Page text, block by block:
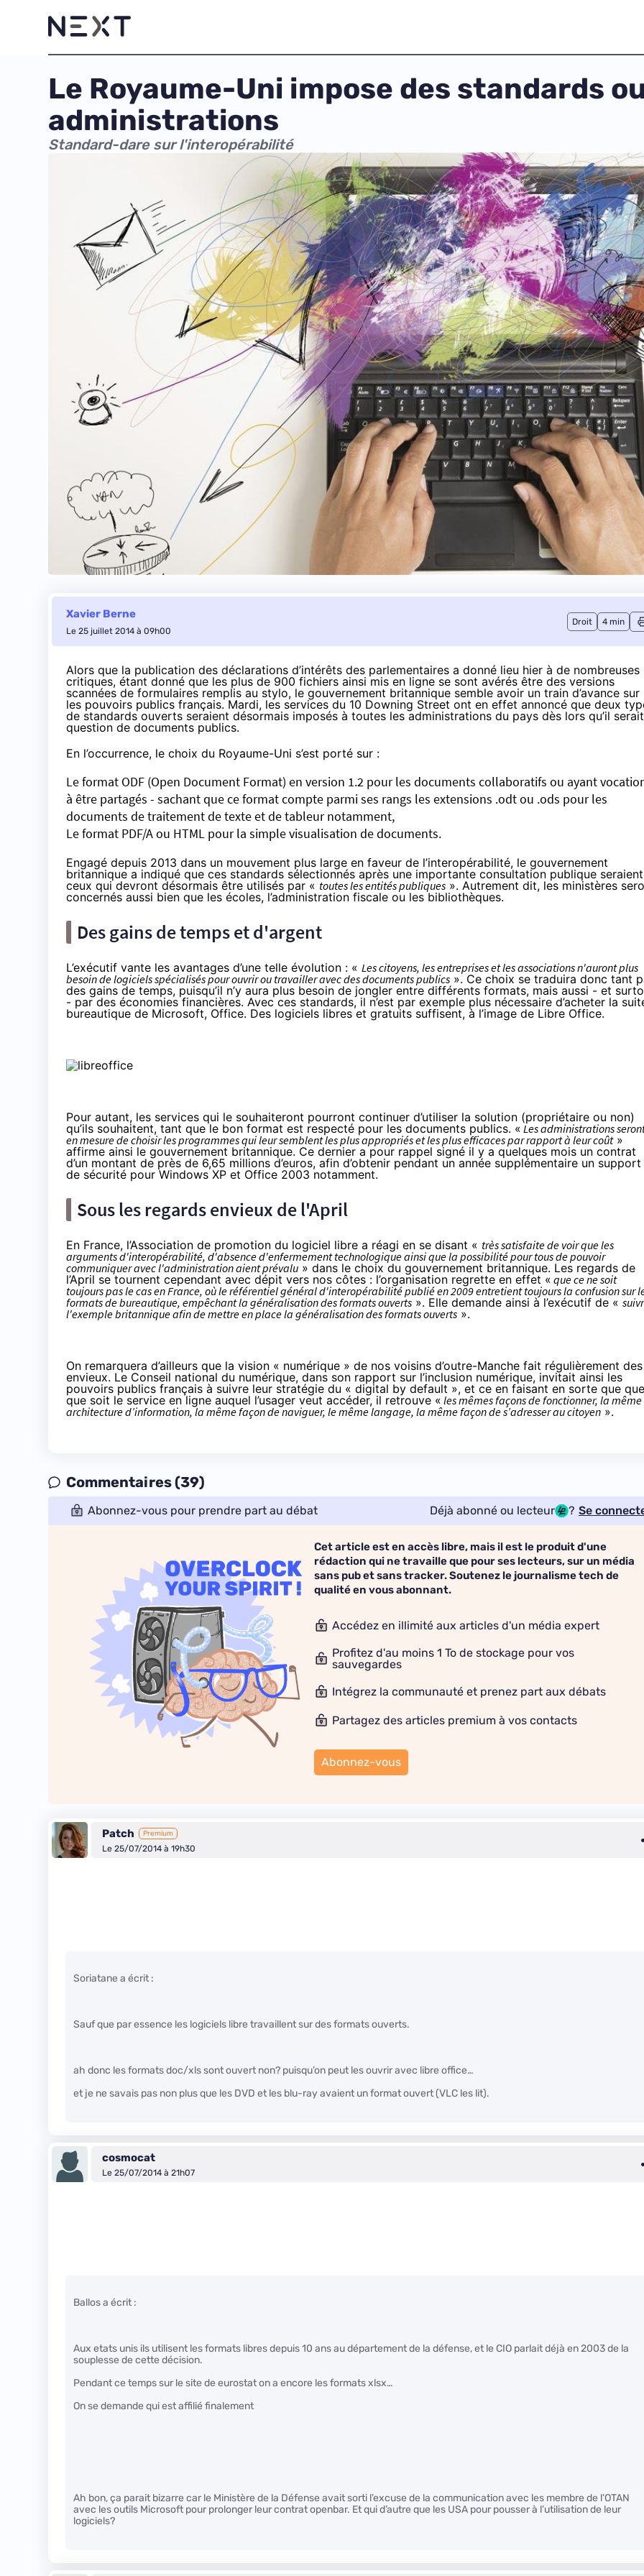
Le Royaume-Uni impose des standards
administrations
Standard-dare sur l'interopérabilité
Xavier Berne
Le 25 juillet 2014 à 09h00
Droit 4 min
Alors que la publication des déclarations d’intérêts des parlementaires a donné lieu hier à de nombreuses
critiques, étant donné que les plus de 900 fichiers ainsi mis en ligne se sont avérés être des versions
scannées de formulaires remplis au stylo, le gouvernement britannique semble avoir un train d’avance sur
les pouvoirs publics français. Mardi, les services du 10 Downing Street ont en effet annoncé que deux
de standards ouverts seraient désormais imposés à toutes les administrations du pays dès lors qu’il serait
question de documents publics.
En l’occurrence, le choix du Royaume-Uni s’est porté sur :
Le format ODF (Open Document Format) en version 1.2 pour les documents collaboratifs ou ayant
à être partagés - sachant que ce format compte parmi ses rangs les extensions .odt ou .ods pour les
documents de traitement de texte et de tableur notamment,
Le format PDF/A ou HTML pour la simple visualisation de documents.
Engagé depuis 2013 dans un mouvement plus large en faveur de l’interopérabilité, le gouvernement
britannique a indiqué que ces standards sélectionnés après une importante consultation publique seraient
ceux qui devront désormais être utilisés par « toutes les entités publiques ». Autrement dit, les ministères
concernés aussi bien que les écoles, l’administration fiscale ou les bibliothèques.
Des gains de temps et d'argent
L’exécutif vante les avantages d’une telle évolution : « Les citoyens, les entreprises et les associations n'auront plus
besoin de logiciels spécialisés pour ouvrir ou travailler avec des documents publics ». Ce choix se traduira donc tant
des gains de temps, puisqu’il n’y aura plus besoin de jongler entre différents formats, mais aussi - et
- par des économies financières. Avec ces standards, il n’est par exemple plus nécessaire d’acheter la
bureautique de Microsoft, Office. Des logiciels libres et gratuits suffisent, à l’image de Libre Office.
Pour autant, les services qui le souhaiteront pourront continuer d’utiliser la solution (propriétaire ou non)
qu’ils souhaitent, tant que le bon format est respecté pour les documents publics. « Les administrations
en mesure de choisir les programmes qui leur semblent les plus appropriés et les plus efficaces par rapport à leur coût»
affirme ainsi le gouvernement britannique. Ce dernier a pour rappel signé il y a quelques mois un contrat
d’un montant de près de 6,65 millions d’euros, afin d’obtenir pendant un année supplémentaire un support
de sécurité pour Windows XP et Office 2003 notamment.
Sous les regards envieux de l'April
En France, l’Association de promotion du logiciel libre a réagi en se disant « très satisfaite de voir que les
arguments d'interopérabilité, d'absence d'enfermement technologique ainsi que la possibilité pour tous de pouvoir
communiquer avec l'administration aient prévalu » dans le choix du gouvernement britannique. Les regards de
l’April se tournent cependant avec dépit vers nos côtes : l’organisation regrette en effet « que ce ne soit
toujours pas le cas en France, où leréférentiel général d'interopérabilitépublié en 2009 entretient toujours la confusion sur
formats de bureautique, empêchant la généralisation des formats ouverts ». Elle demande ainsi à l’exécutif de «
l'exemple britannique afin de mettre en place la généralisation des formats ouverts ».
On remarquera d’ailleurs que la vision « numérique » de nos voisins d’outre-Manche fait régulièrement des
envieux. Le Conseil national du numérique, dans son rapport sur l’inclusion numérique, invitait ainsi les
pouvoirs publics français à suivre leur stratégie du « digital by default », et ce en faisant en sorte que
que soit le service en ligne auquel l’usager veut accéder, il retrouve « les mêmes façons de fonctionner, la même
architecture d’information, la même façon de naviguer, le même langage, la même façon de s’adresser au citoyen ».
Commentaires (39)
Abonnez-vous pour prendre part au débat Déjà abonné ou lecteur ? Se
Cet article est en accès libre, mais il est le produit d'une
rédaction qui ne travaille que pour ses lecteurs, sur un média
sans pub et sans tracker. Soutenez le journalisme tech de
qualité en vous abonnant.
Accédez en illimité aux articles d'un média expert
Profitez d'au moins 1 To de stockage pour vos
sauvegardes
Intégrez la communauté et prenez part aux débats
Partagez des articles premium à vos contacts
Abonnez-vous
Patch Premium
Le 25/07/2014 à 19h30
Soriatane a écrit :
Sauf que par essence les logiciels libre travaillent sur des formats ouverts.
ah donc les formats doc/xls sont ouvert non? puisqu’on peut les ouvrir avec libre office…
et je ne savais pas non plus que les DVD et les blu-ray avaient un format ouvert (VLC les lit).
cosmocat
Le 25/07/2014 à 21h07
Ballos a écrit :
Aux etats unis ils utilisent les formats libres depuis 10 ans au département de la défense, et le CIO parlait déjà en 2003 de la
souplesse de cette décision.
Pendant ce temps sur le site de eurostat on a encore les formats xlsx…
On se demande qui est affilié finalement
Ah bon, ça parait bizarre car le Ministère de la Défense avait sorti l’excuse de la communication avec les membre de l’OTAN
avec les outils Microsoft pour prolonger leur contrat openbar. Et qui d’autre que les USA pour pousser à l’utilisation de leur
logiciels?